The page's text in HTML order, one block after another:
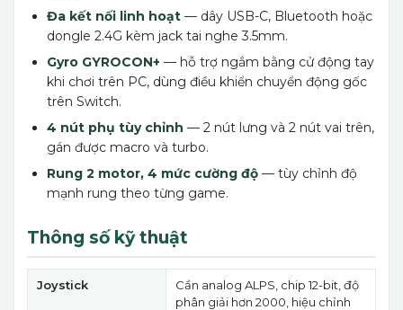
Đa kết nối linh hoạt — dây USB-C, Bluetooth hoặc
dongle 2.4G kèm jack tai nghe 3.5mm.
Gyro GYROCON+ — hỗ trợ ngắm bằng cử động tay
khi chơi trên PC, dùng điều khiển chuyển động gốc
trên Switch.
4 nút phụ tùy chỉnh — 2 nút lưng và 2 nút vai trên,
gán được macro và turbo.
Rung 2 motor, 4 mức cường độ — tùy chỉnh độ
mạnh rung theo từng game.
Thông số kỹ thuật
Joystick
Cần analog ALPS, chip 12-bit, độ
phân giải hơn 2000, hiệu chỉnh